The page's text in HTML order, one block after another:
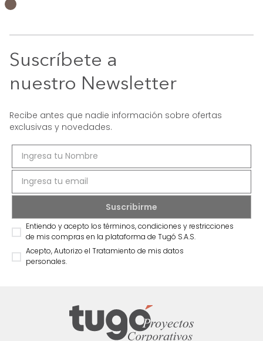
Suscríbete a
nuestro Newsletter
Recibe antes que nadie información sobre ofertas
exclusivas y novedades.
Entiendo y acepto los términos, condiciones y restricciones
de mis compras en la plataforma de Tugó S.A.S.
Acepto, Autorizo el Tratamiento de mis datos
personales.